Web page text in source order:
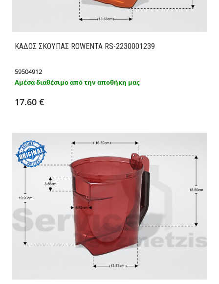
ΚΑΔΟΣ ΣΚΟΥΠΑΣ ROWENTA RS-2230001239
59504912
Αμέσα διαθέσιμο από την αποθήκη μας
17.60 €
Προσθήκη στο καλάθι